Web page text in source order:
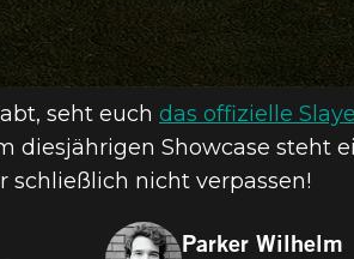
seht euch das offizielle
diesjährigen Showcase steht
schließlich nicht verpassen!
Parker Wilhelm